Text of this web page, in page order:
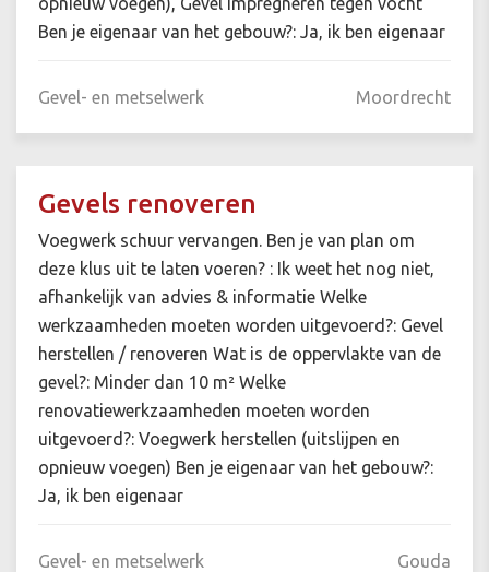
Ben je eigenaar van het gebouw?: Ja, ik ben eigenaar
Gevel- en metselwerk Moordrecht
Gevels renoveren
Voegwerk schuur vervangen. Ben je van plan om
deze klus uit te laten voeren? : Ik weet het nog niet,
afhankelijk van advies & informatie Welke
werkzaamheden moeten worden uitgevoerd?: Gevel
herstellen / renoveren Wat is de oppervlakte van de
gevel?: Minder dan 10 m² Welke
renovatiewerkzaamheden moeten worden
uitgevoerd?: Voegwerk herstellen (uitslijpen en
opnieuw voegen) Ben je eigenaar van het gebouw?:
Ja, ik ben eigenaar
Gevel- en metselwerk Gouda